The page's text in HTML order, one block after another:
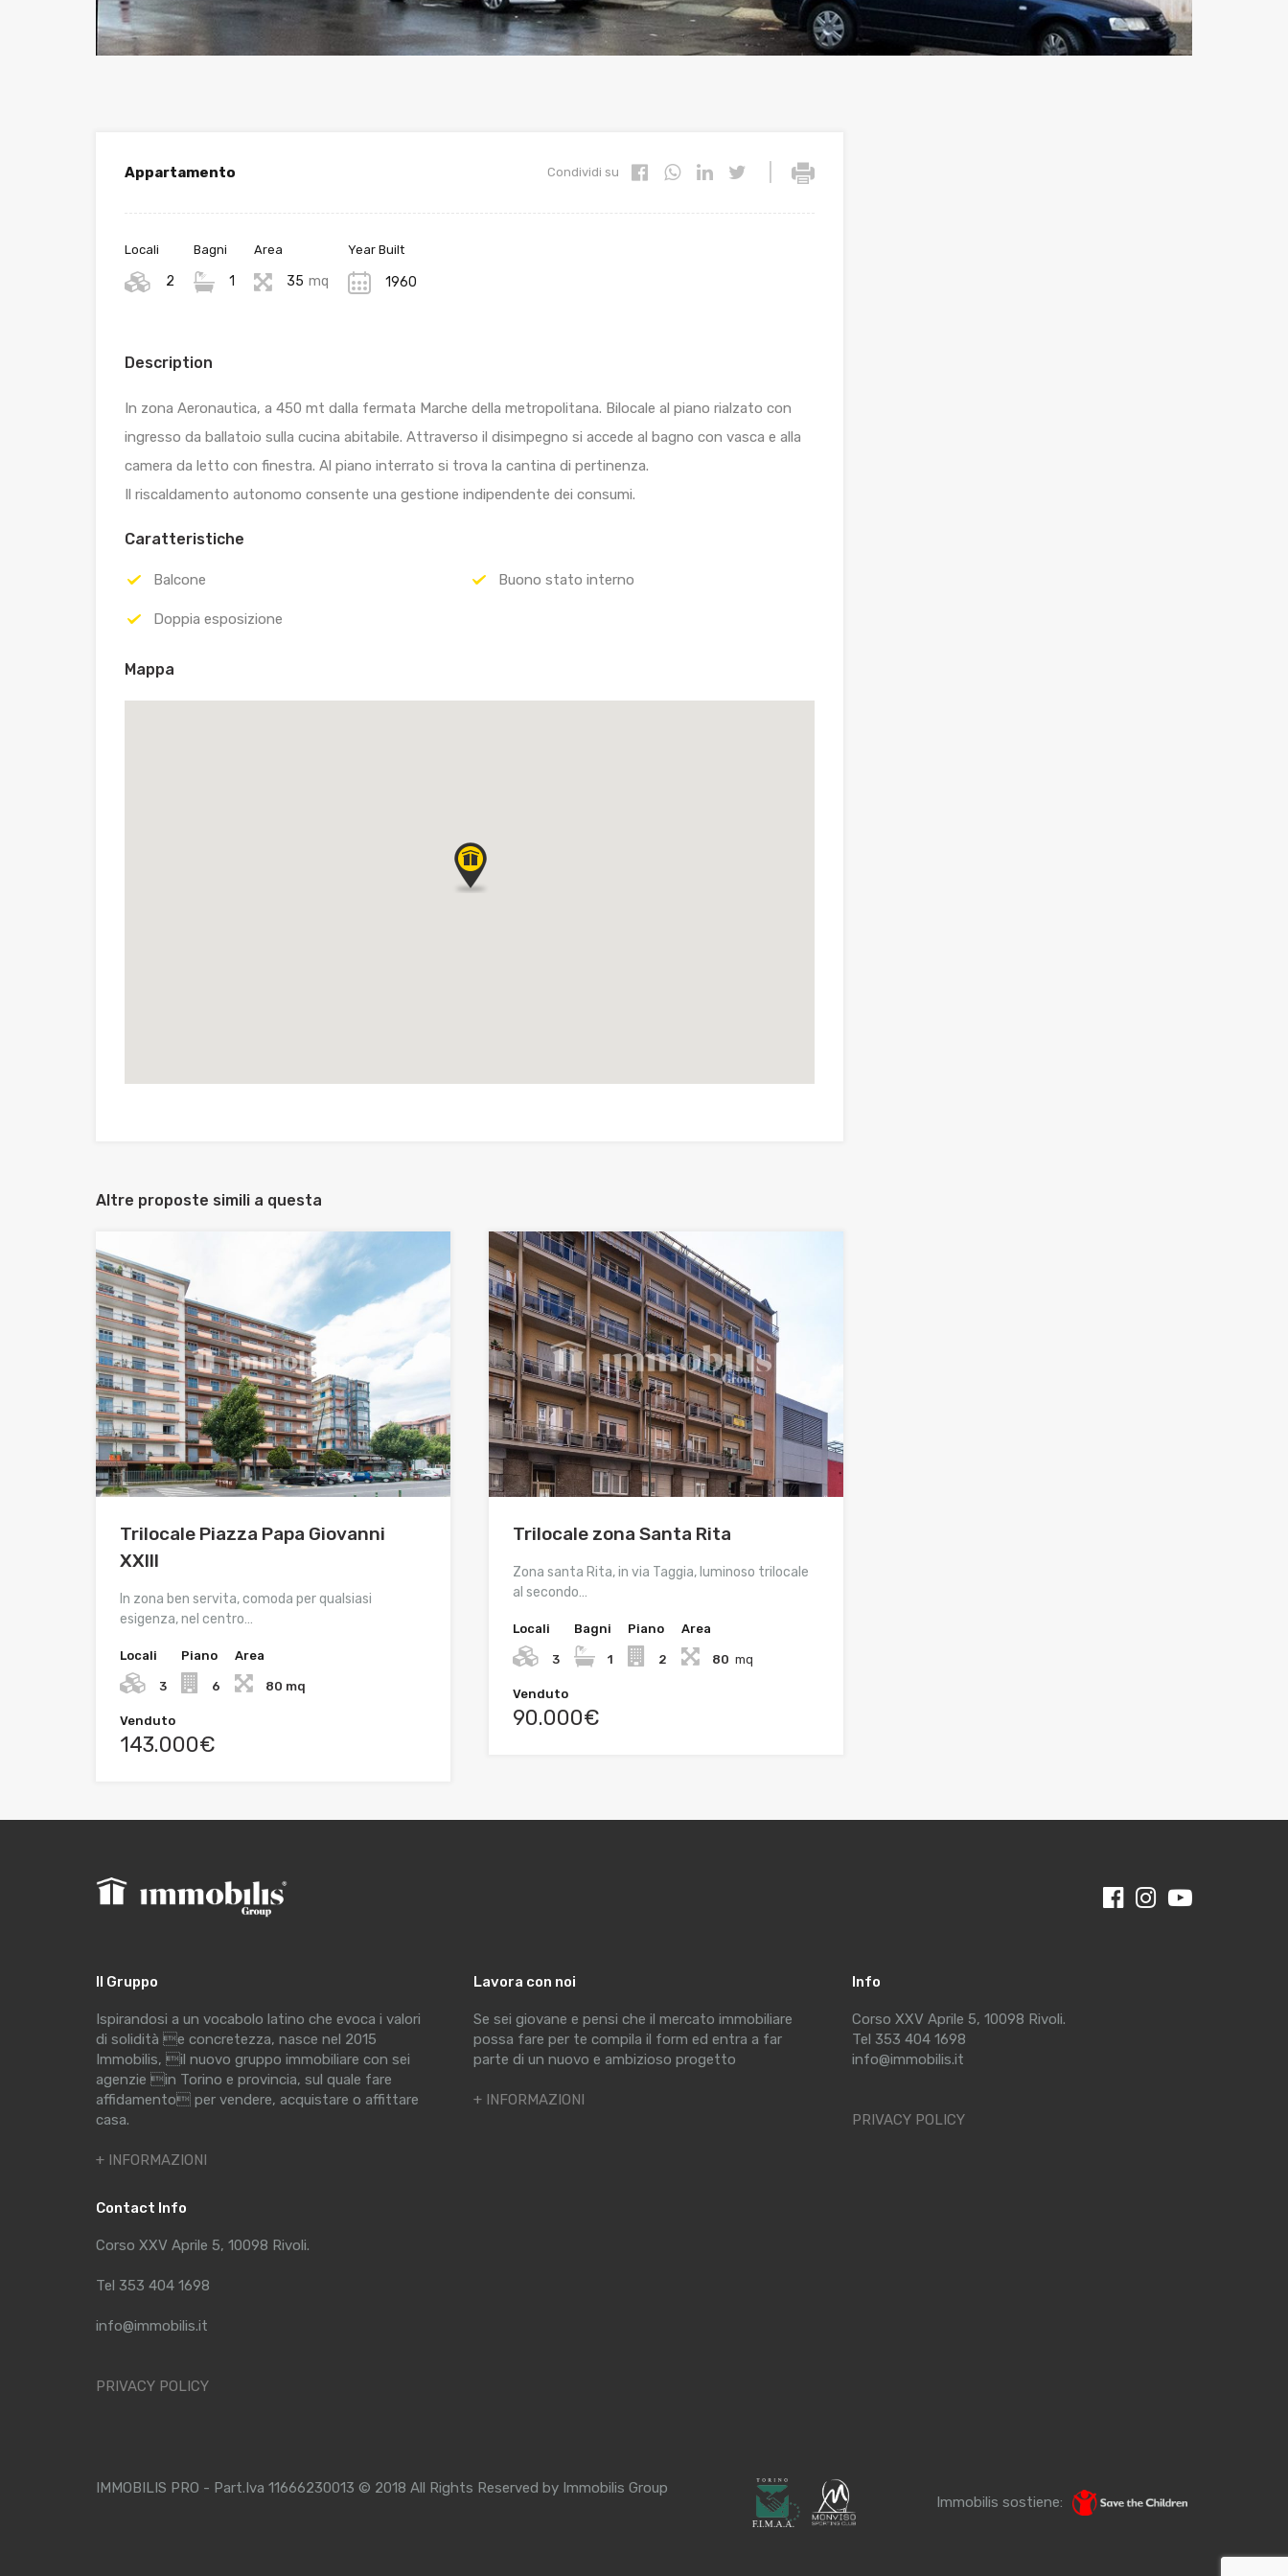
Appartamento Condividi su
Locali
2
Bagni
1
Area
35 mq
Year Built
1960
Description
In zona Aeronautica, a 450 mt dalla fermata Marche della metropolitana. Bilocale al piano rialzato con
ingresso da ballatoio sulla cucina abitabile. Attraverso il disimpegno si accede al bagno con vasca e alla
camera da letto con finestra. Al piano interrato si trova la cantina di pertinenza.
Il riscaldamento autonomo consente una gestione indipendente dei consumi.
Caratteristiche
Balcone Buono stato interno
Doppia esposizione
Mappa
Altre proposte simili a questa
Trilocale Piazza Papa Giovanni
XXIII
In zona ben servita, comoda per qualsiasi
esigenza, nel centro…
Locali
3
Piano
6
Area
80 mq
Venduto
143.000€
Trilocale zona Santa Rita
Zona santa Rita, in via Taggia, luminoso trilocale
al secondo…
Locali
3
Bagni
1
Piano
2
Area
80 mq
Venduto
90.000€
Il Gruppo
Ispirandosi a un vocabolo latino che evoca i valori
di solidità e concretezza, nasce nel 2015
Immobilis, il nuovo gruppo immobiliare con sei
agenzie in Torino e provincia, sul quale fare
affidamento per vendere, acquistare o affittare
casa.
+ INFORMAZIONI
Contact Info
Corso XXV Aprile 5, 10098 Rivoli.
Tel 353 404 1698
info@immobilis.it
PRIVACY POLICY
Lavora con noi
Se sei giovane e pensi che il mercato immobiliare
possa fare per te compila il form ed entra a far
parte di un nuovo e ambizioso progetto
+ INFORMAZIONI
Info
Corso XXV Aprile 5, 10098 Rivoli.
Tel 353 404 1698
info@immobilis.it
PRIVACY POLICY
IMMOBILIS PRO - Part.Iva 11666230013 © 2018 All Rights Reserved by Immobilis Group
Immobilis sostiene: